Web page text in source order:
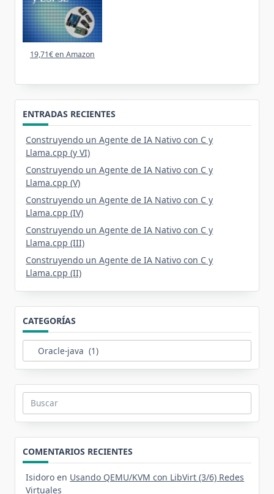
19,71€ en Amazon
ENTRADAS RECIENTES
Construyendo un Agente de IA Nativo con C y
Llama.cpp (y VI)
Construyendo un Agente de IA Nativo con C y
Llama.cpp (V)
Construyendo un Agente de IA Nativo con C y
Llama.cpp (IV)
Construyendo un Agente de IA Nativo con C y
Llama.cpp (III)
Construyendo un Agente de IA Nativo con C y
Llama.cpp (II)
CATEGORÍAS
Categorías
Buscar:
COMENTARIOS RECIENTES
Isidoro en Usando QEMU/KVM con LibVirt (3/6) Redes
Virtuales